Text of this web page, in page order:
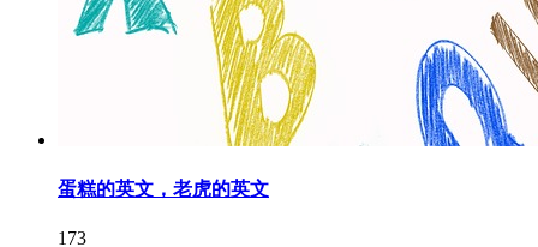
蛋糕的英文，老虎的英文
173